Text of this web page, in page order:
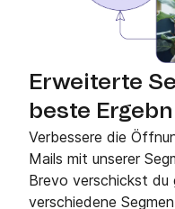
Erweiterte
beste
Verbessere die
Mails mit unserer
Brevo verschickst du
verschiedene